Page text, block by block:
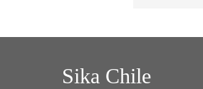
Sika Chile